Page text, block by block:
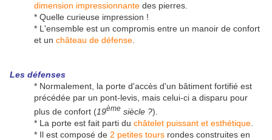
dimension impressionnante des pierres.
* Quelle curieuse impression !
* L'ensemble est un compromis entre un manoir de confort
et un château de défense
Les défenses
* Normalement, la porte d'accès d'un bâtiment fortifié est
précédée par un pont-levis, mais celui-ci a disparu pour
plus de confort (19ème siècle ?).
* La porte est fait parti du châtelet puissant et esthétique
* Il est composé de 2 petites tours rondes construites en